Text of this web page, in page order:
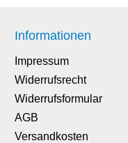
Informationen
Impressum
Widerrufsrecht
Widerrufsformular
AGB
Versandkosten